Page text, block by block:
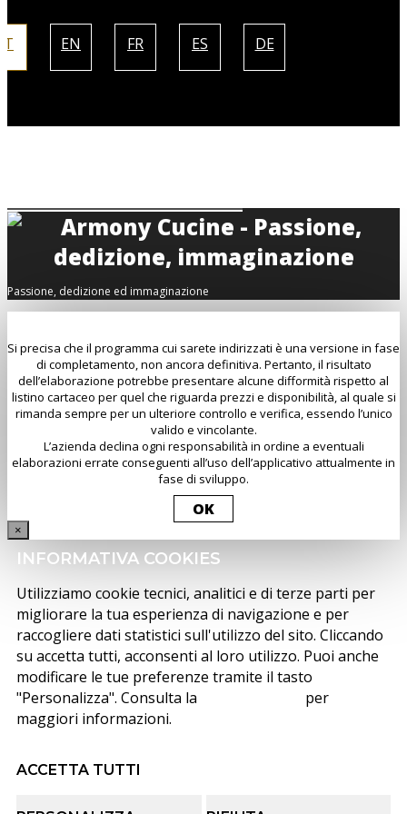
IT EN FR ES DE
Passione, dedizione ed immaginazione
Si precisa che il programma cui sarete indirizzati è una versione in fase
di completamento, non ancora definitiva. Pertanto, il risultato
dell’elaborazione potrebbe presentare alcune difformità rispetto al
listino cartaceo per quel che riguarda prezzi e disponibilità, al quale si
rimanda sempre per un ulteriore controllo e verifica, essendo l’unico
valido e vincolante.
L’azienda declina ogni responsabilità in ordine a eventuali
elaborazioni errate conseguenti all’uso dell’applicativo attualmente in
fase di sviluppo.
OK
×
INFORMATIVA COOKIES
Utilizziamo cookie tecnici, analitici e di terze parti per
migliorare la tua esperienza di navigazione e per
raccogliere dati statistici sull'utilizzo del sito. Cliccando
su accetta tutti, acconsenti al loro utilizzo. Puoi anche
modificare le tue preferenze tramite il tasto
"Personalizza". Consulta la
per
maggiori informazioni.
ACCETTA TUTTI